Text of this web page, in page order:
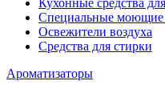
Кухонные средства
Специальные моющие
Освежители воздуха
Средства для стирки
Ароматизаторы